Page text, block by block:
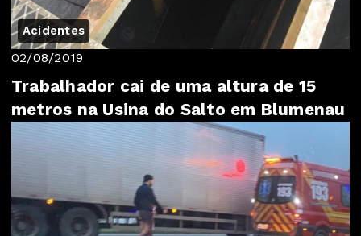
Acidentes
02/08/2019
Trabalhador cai de uma altura de 15
metros na Usina do Salto em Blumenau